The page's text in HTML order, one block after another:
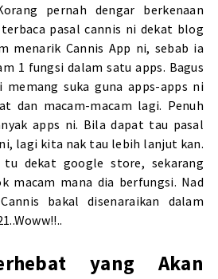
pernah dengar berkenaan
terbaca pasal cannis ni dekat blog
menarik Cannis App ni, sebab ia
1 fungsi dalam satu apps. Bagus
memang suka guna apps-apps ni
dan macam-macam lagi. Penuh
apps ni. Bila dapat tau pasal
lagi kita nak tau lebih lanjut kan.
dekat google store, sekarang
macam mana dia berfungsi. Nad
bakal disenaraikan dalam
yang Akan